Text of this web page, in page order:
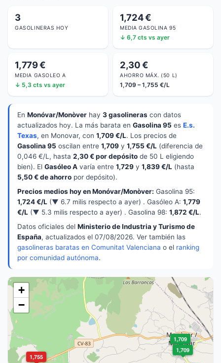
3
GASOLINERAS HOY
1,724 €
MEDIA GASOLINA 95
↓ 6,7 cts vs ayer
1,779 €
MEDIA GASOLEO A
↓ 5,3 cts vs ayer
2,30 €
AHORRO MÁX. (50 L)
1,709 – 1,755 €/L
En Monóvar/Monòver hay 3 gasolineras con datos
actualizados hoy. La más barata en Gasolina 95 es E.s.
Texas, en Monovar, con 1,709 €/L. Los precios de
Gasolina 95 oscilan entre 1,709 y 1,755 €/L (diferencia de
0,046 €/L, hasta 2,30 € por depósito de 50 L eligiendo
bien). El Gasóleo A varía entre 1,729 y 1,839 €/L (hasta
5,50 € de ahorro por depósito).
Precios medios hoy en Monóvar/Monòver: Gasolina 95:
1,724 €/L (▼ 6.7 milis respecto a ayer) . Gasóleo A: 1,779
€/L (▼ 5.3 milis respecto a ayer) . Gasolina 98: 1,872 €/L.
Datos oficiales del Ministerio de Industria y Turismo de
España, actualizados el 07/08/2026. Ver también las
gasolineras baratas en Comunitat Valenciana o el ranking
por comunidad autónoma.
1,709
1,709
1,755
+
−